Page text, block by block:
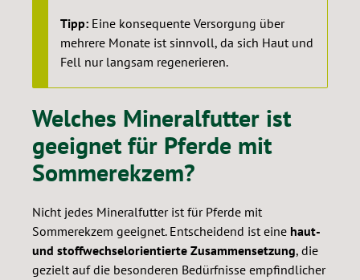
Tipp: Eine konsequente Versorgung über
mehrere Monate ist sinnvoll, da sich Haut und
Fell nur langsam regenerieren.
Welches Mineralfutter ist
geeignet für Pferde mit
Sommerekzem?
Nicht jedes Mineralfutter ist für Pferde mit
Sommerekzem geeignet. Entscheidend ist eine haut-
und stoffwechselorientierte Zusammensetzung, die
gezielt auf die besonderen Bedürfnisse empfindlicher